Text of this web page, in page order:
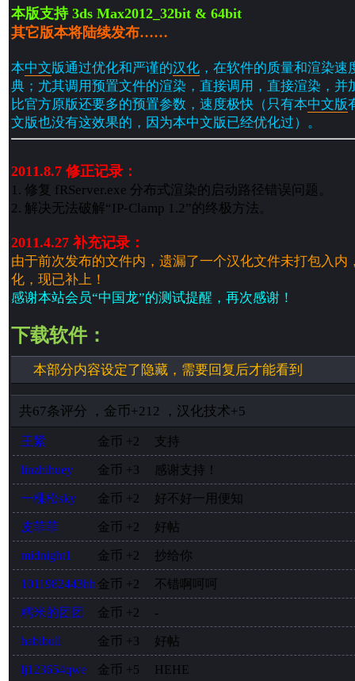
本版支持 3ds Max2012_32bit & 64bit
其它版本将陆续发布……
本中文版通过优化和严谨的汉化 ，在软件的质量和渲染
典；尤其调用预置文件的渲染，直接调用，直接渲染，并
比官方原版还要多的预置参数，速度极快（只有本中文版
文版也没有这效果的，因为本中文版已经优化过）。
2011.8.7 修正记录：
1. 修复 fRServer.exe 分布式渲染的启动路径错误问题。
2. 解决无法破解“IP-Clamp 1.2”的终极方法。
2011.4.27 补充记录：
由于前次发布的文件内，遗漏了一个汉化文件未打包入内
化，现已补上！
感谢本站会员“中国龙”的测试提醒，再次感谢！
下载软件：
本部分内容设定了隐藏，需要回复后才能看到
共67条评分 ， 金币+212 ， 汉化技术+5
王紧 金币 +2 支持
linzhihuey 金币 +3 感谢支持！
一棵松sky 金币 +2 好不好一用便知
皮菲菲 金币 +2 好帖
midnight1 金币 +2 抄给你
1011982443hh 金币 +2 不错啊呵呵
糯米的团团 金币 +2 -
habibull 金币 +3 好帖
lj123654qwe 金币 +5 HEHE